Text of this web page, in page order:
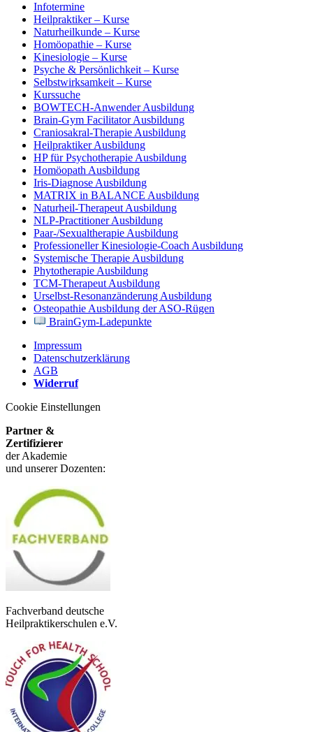
Infotermine
Heilpraktiker – Kurse
Naturheilkunde – Kurse
Homöopathie – Kurse
Kinesiologie – Kurse
Psyche & Persönlichkeit – Kurse
Selbstwirksamkeit – Kurse
Kurssuche
BOWTECH-Anwender Ausbildung
Brain-Gym Facilitator Ausbildung
Craniosakral-Therapie Ausbildung
Heilpraktiker Ausbildung
HP für Psychotherapie Ausbildung
Homöopath Ausbildung
Iris-Diagnose Ausbildung
MATRIX in BALANCE Ausbildung
Naturheil-Therapeut Ausbildung
NLP-Practitioner Ausbildung
Paar-/Sexualtherapie Ausbildung
Professioneller Kinesiologie-Coach Ausbildung
Systemische Therapie Ausbildung
Phytotherapie Ausbildung
TCM-Therapeut Ausbildung
Urselbst-Resonanzänderung Ausbildung
Osteopathie Ausbildung der ASO-Rügen
BrainGym-Ladepunkte
Impressum
Datenschutzerklärung
AGB
Widerruf
Cookie Einstellungen
Partner &
Zertifizierer
der Akademie
und unserer Dozenten:
Fachverband deutsche
Heilpraktikerschulen e.V.